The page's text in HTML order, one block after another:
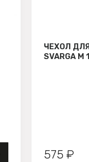
ЧЕХОЛ
SVARGA М
575 ₽